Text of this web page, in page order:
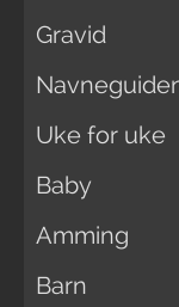
Gravid
Uke for uke
Baby
Amming
Barn